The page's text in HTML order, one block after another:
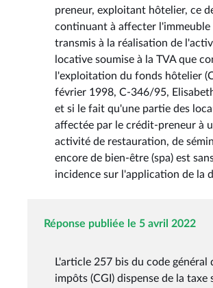
preneur, exploitant hôtelier, ce
continuant à affecter l'immeuble
transmis à la réalisation de
locative soumise à la TVA que
l'exploitation du fonds hôtelier
février 1998, C-346/95,
et si le fait qu'une partie des
affectée par le crédit-preneur à
activité de restauration, de
encore de bien-être (spa) est
incidence sur l'application de la
Réponse publiée le 5 avril 2022
L'article 257 bis du code général
impôts (CGI) dispense de la taxe